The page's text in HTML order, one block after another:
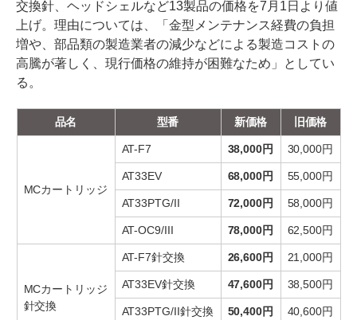
交換針、ヘッドシェルなど13製品の価格を7月1日より値
上げ。理由については、「金型メンテナンス経費の負担
増や、部品類の製造業者の減少などによる製造コストの
高騰が著しく、現行価格の維持が困難なため」としてい
る。
品名 型番 新価格 旧価格
MCカートリッジ
AT-F7 38,000円 30,000円
AT33EV 68,000円 55,000円
AT33PTG/II 72,000円 58,000円
AT-OC9/III 78,000円 62,500円
MCカートリッジ
針交換
AT-F7針交換 26,600円 21,000円
AT33EV針交換 47,600円 38,500円
AT33PTG/II針交換 50,400円 40,600円